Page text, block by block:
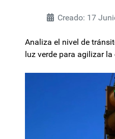
Creado: 17
Analiza el nivel de
luz verde para agilizar